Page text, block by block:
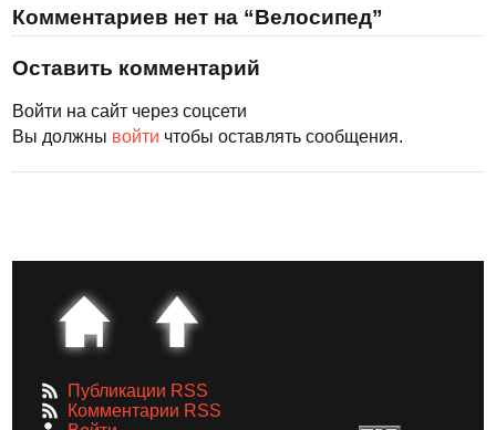
Комментариев нет на “Велосипед”
Оставить комментарий
Войти на сайт через соцсети
Вы должны войти чтобы оставлять сообщения.
Публикации RSS
Комментарии RSS